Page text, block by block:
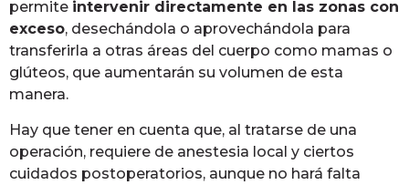
permite intervenir directamente en las zonas con
exceso, desechándola o aprovechándola para
transferirla a otras áreas del cuerpo como mamas o
glúteos, que aumentarán su volumen de esta
manera.
Hay que tener en cuenta que, al tratarse de una
operación, requiere de anestesia local y ciertos
cuidados postoperatorios, aunque no hará falta